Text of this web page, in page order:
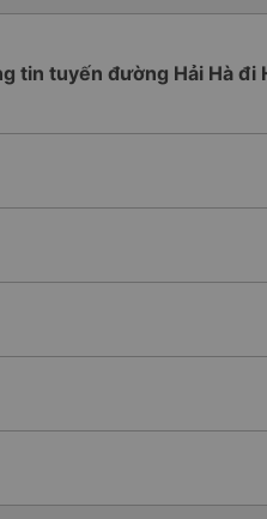
tin tuyến đường Hải Hà đi